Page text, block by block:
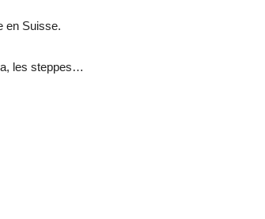
en Suisse.
les steppes…